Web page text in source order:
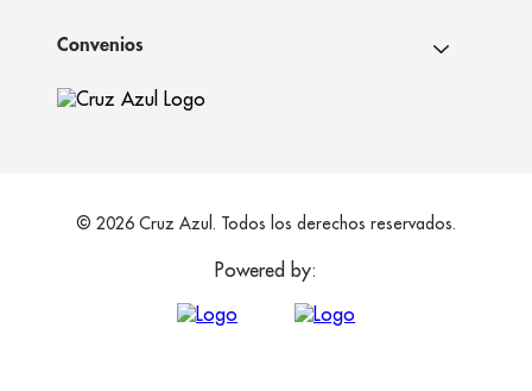
Convenios
© 2026 Cruz Azul. Todos los derechos reservados.
Powered by: